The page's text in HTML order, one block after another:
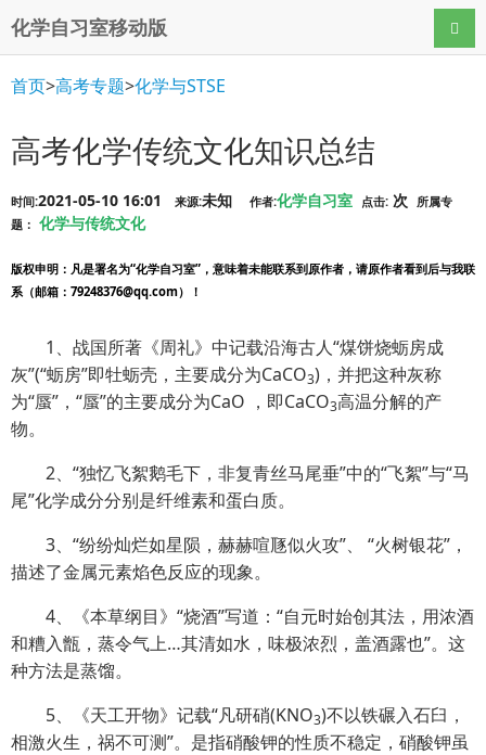
化学自习室移动版 导航
首页>高考专题>化学与STSE
高考化学传统文化知识总结
时间:2021-05-10 16:01 来源:未知 作者:化学自习室 点击: 次
所属专
题： 化学与传统文化
版权申明 ：凡是署名为“化学自习室”，意味着未能联系到原作者，请原作者看到后与我联
系（邮箱：79248376@qq.com）！
1、战国所著《周礼》中记载沿海古人“煤饼烧蛎房成
灰”(“蛎房”即牡蛎壳，主要成分为CaCO3)， 并把这种灰称
为“蜃”，“蜃”的主要成分为CaO ，即CaCO3高温分解的产
物。
2、“独忆飞絮鹅毛下，非复青丝马尾垂”中的“飞絮”与“马
尾”化学成分分别是纤维素和蛋白质。
3、“纷纷灿烂如星陨，赫赫喧豗似火攻”、 “火树银花”，
描述了金属元素焰色反应的现象。
4、《本草纲目》“烧酒”写道：“自元时始创其法，用浓酒
和糟入甑，蒸令气上…其清如水，味极浓烈，盖酒露也”。这
种方法是蒸馏。
5、《天工开物》记载“凡研硝(KNO3)不以铁碾入石臼，
相激火生，祸不可测”。是指硝酸钾的性质不稳定，硝酸钾虽